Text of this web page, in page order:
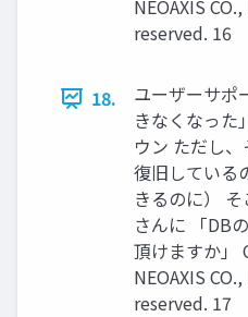
NEOAXIS
reserved. 16
18.
ユーザーサポ
きなくなった
ウン ただし
復旧している
きるのに）
さんに 「DB
頂けますか
NEOAXIS
reserved. 17